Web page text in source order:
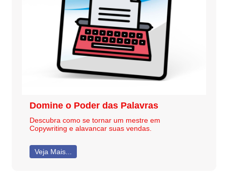
Domine o Poder das Palavras
Descubra como se tornar um mestre em
Copywriting e alavancar suas vendas.
Veja Mais...